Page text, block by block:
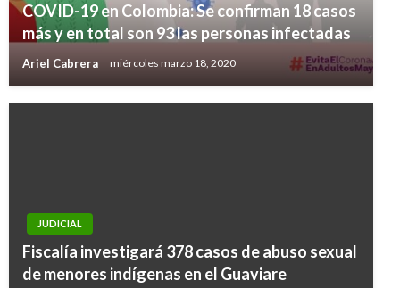
COVID-19 en Colombia: Se confirman 18 casos
más y en total son 93 las personas infectadas
Ariel Cabrera miércoles marzo 18, 2020
JUDICIAL
Fiscalía investigará 378 casos de abuso sexual
de menores indígenas en el Guaviare
Piden al Canciller abstenerse de cualquier